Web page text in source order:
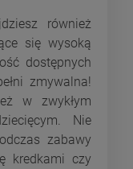
również
się wysoką
dostępnych
zmywalna!
w zwykłym
Nie
zabawy
kredkami czy